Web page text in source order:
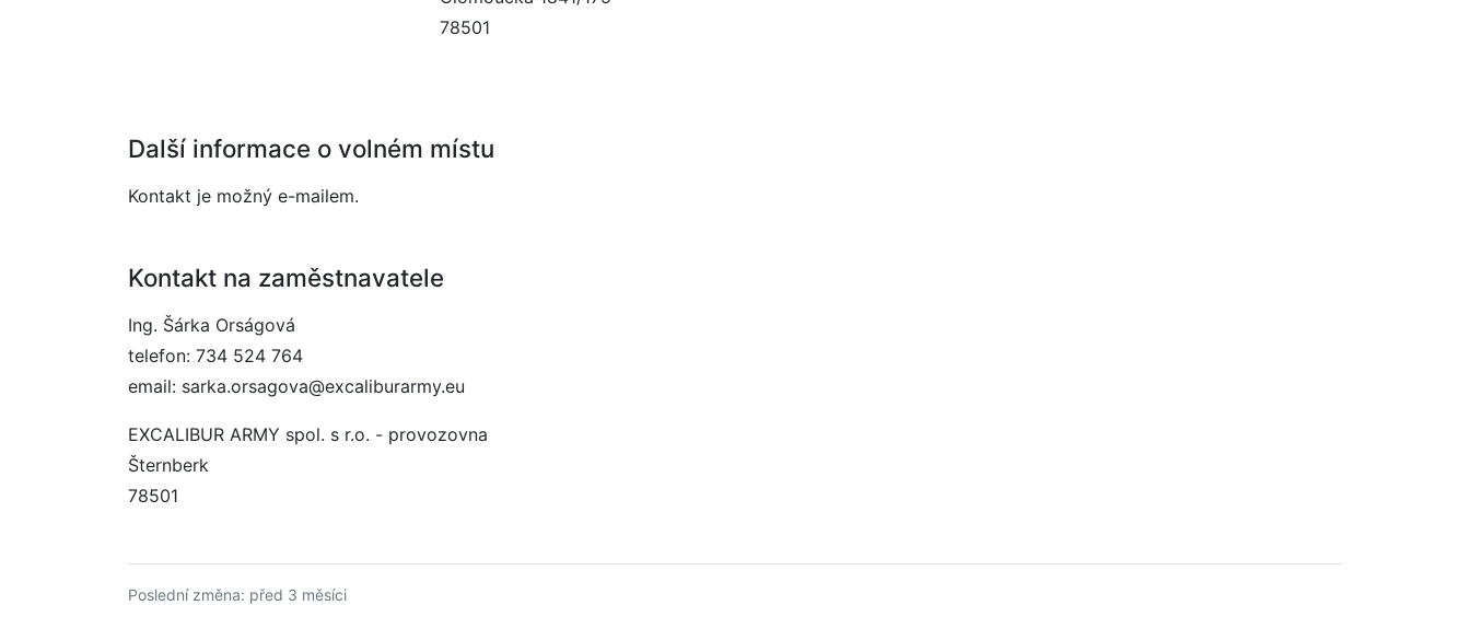
78501
Další informace o volném místu
Kontakt je možný e-mailem.
Kontakt na zaměstnavatele
Ing. Šárka Orságová
telefon: 734 524 764
email: sarka.orsagova@excaliburarmy.eu
EXCALIBUR ARMY spol. s r.o. - provozovna
Šternberk
78501
Poslední změna: před 3 měsíci